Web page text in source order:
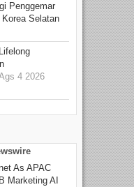
Penggemar
Selatan
4 2026
As APAC
Marketing AI